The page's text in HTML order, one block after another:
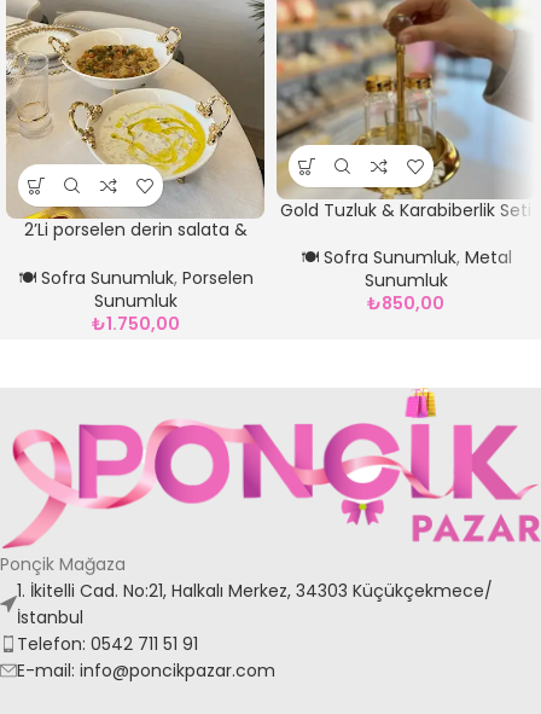
2’Li porselen derin salata &
🍽️ Sofra Sunumluk, Porselen
Sunumluk
₺1.750,00
Gold Tuzluk & Karabiberlik Seti
🍽️ Sofra Sunumluk, Metal
Sunumluk
₺850,00
Ponçik Mağaza
1. İkitelli Cad. No:21, Halkalı Merkez, 34303 Küçükçekmece/
İstanbul
Telefon: 0542 711 51 91
E-mail: info@poncikpazar.com